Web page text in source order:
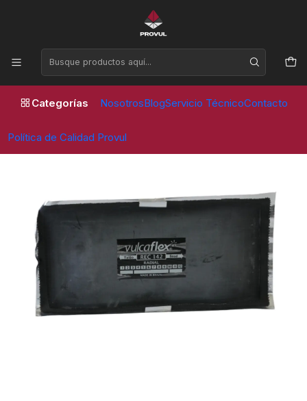
Categorías NosotrosBlogServicio TécnicoContacto
Política de Calidad Provul
Horario de atención Lunes a Viernes de 09:00 a 17:30 horas
Inicio Parches
PARCHE VULCAFLEX REC 142 130 X 260 MM (10 UNID)